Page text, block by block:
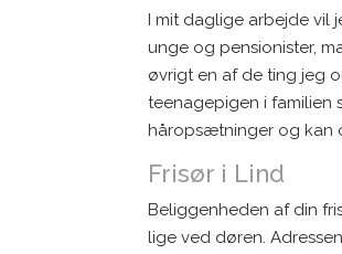
I mit daglige arbejde vil
unge og pensionister,
øvrigt en af de ting jeg
teenagepigen i familien
håropsætninger og kan
Frisør i Lind
Beliggenheden af din
lige ved døren.